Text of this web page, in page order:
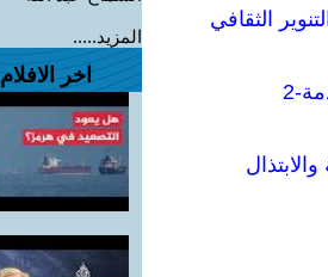
الثقافي
2
المزيد.....
اخر الافلام